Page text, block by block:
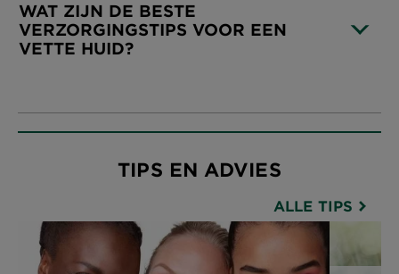
WAT ZIJN DE BESTE
VERZORGINGSTIPS VOOR EEN
VETTE HUID?
TIPS EN ADVIES
ALLE TIPS